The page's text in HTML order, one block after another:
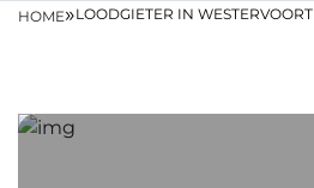
HOME»LOODGIETER IN WESTERVOORT